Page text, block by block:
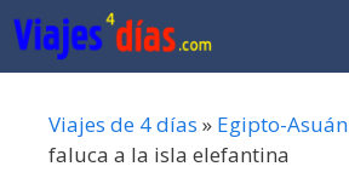
Saltar
al
contenido
Viajes de 4 días » Egipto-Asuán
faluca a la isla elefantina